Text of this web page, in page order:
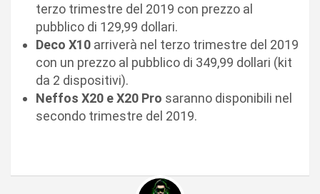
terzo trimestre del 2019 con prezzo al
pubblico di 129,99 dollari.
Deco X10 arriverà nel terzo trimestre del 2019
con un prezzo al pubblico di 349,99 dollari (kit
da 2 dispositivi).
Neffos X20 e X20 Pro saranno disponibili nel
secondo trimestre del 2019.